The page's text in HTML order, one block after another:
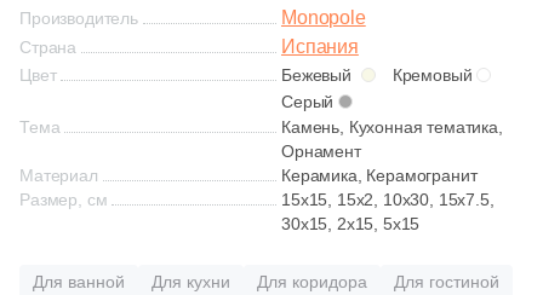
Глазурованная матовая
Лаппатированная
Белая
Производитель Monopole
Страна Испания
Цвет Бежевый
Кремовый
Серый
Тема
Камень, Кухонная тематика,
Орнамент
Материал
Керамика, Керамогранит
Размер, см
15x15, 15x2, 10x30, 15x7.5,
30x15, 2x15, 5x15
Для ванной Для кухни Для коридора
Для гостиной